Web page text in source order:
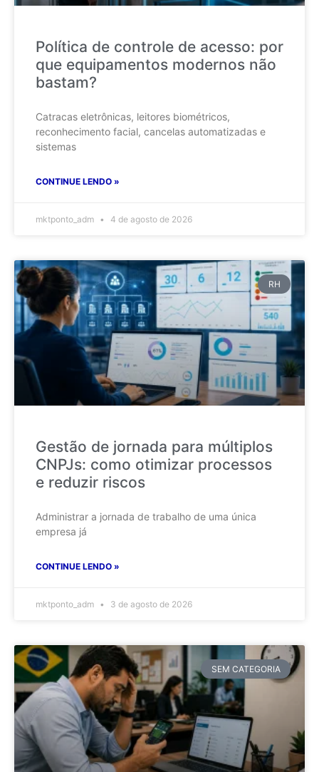
Política de controle de acesso: por
que equipamentos modernos não
bastam?
Catracas eletrônicas, leitores biométricos,
reconhecimento facial, cancelas automatizadas e
sistemas
CONTINUE LENDO »
mktponto_adm 4 de agosto de 2026
RH
Gestão de jornada para múltiplos
CNPJs: como otimizar processos
e reduzir riscos
Administrar a jornada de trabalho de uma única
empresa já
CONTINUE LENDO »
mktponto_adm 3 de agosto de 2026
SEM CATEGORIA